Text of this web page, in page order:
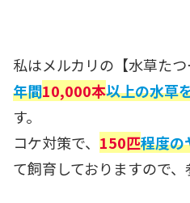
私はメルカリの【水草た
年間10,000本以上の水草
す。
コケ対策で、 150匹程度の
て飼育しておりますので、